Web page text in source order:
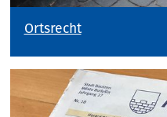
Ortsrecht